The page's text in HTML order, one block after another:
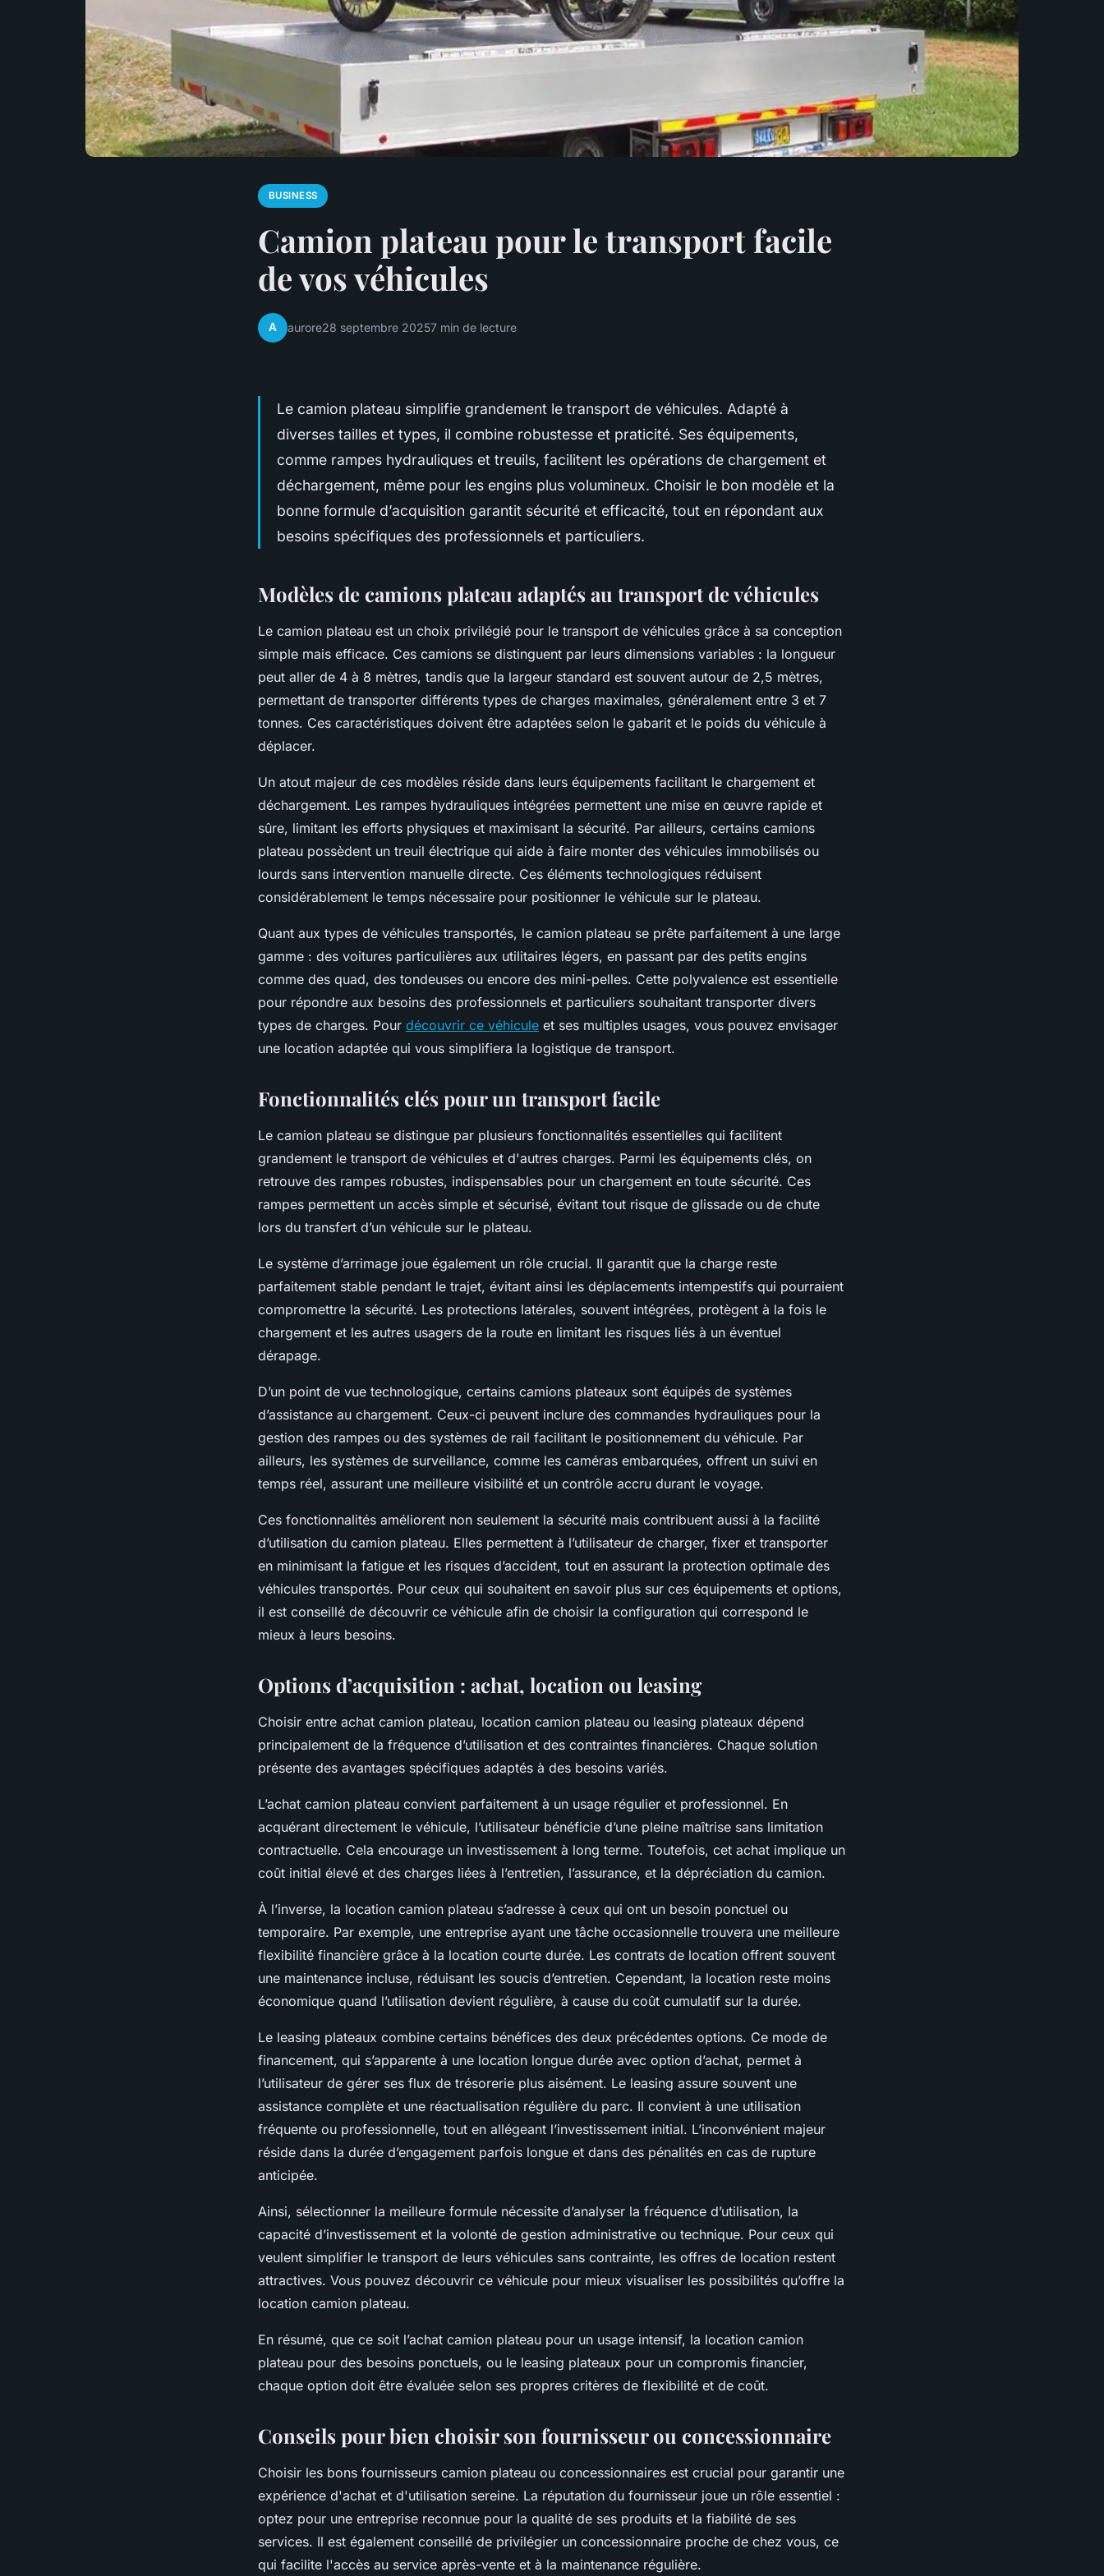
BUSINESS
Camion plateau pour le transport facile
de vos véhicules
A aurore28 septembre 20257 min de lecture
Le camion plateau simplifie grandement le transport de véhicules. Adapté à
diverses tailles et types, il combine robustesse et praticité. Ses équipements,
comme rampes hydrauliques et treuils, facilitent les opérations de chargement et
déchargement, même pour les engins plus volumineux. Choisir le bon modèle et la
bonne formule d’acquisition garantit sécurité et efficacité, tout en répondant aux
besoins spécifiques des professionnels et particuliers.
Modèles de camions plateau adaptés au transport de véhicules
Le camion plateau est un choix privilégié pour le transport de véhicules grâce à sa conception
simple mais efficace. Ces camions se distinguent par leurs dimensions variables : la longueur
peut aller de 4 à 8 mètres, tandis que la largeur standard est souvent autour de 2,5 mètres,
permettant de transporter différents types de charges maximales, généralement entre 3 et 7
tonnes. Ces caractéristiques doivent être adaptées selon le gabarit et le poids du véhicule à
déplacer.
Un atout majeur de ces modèles réside dans leurs équipements facilitant le chargement et
déchargement. Les rampes hydrauliques intégrées permettent une mise en œuvre rapide et
sûre, limitant les efforts physiques et maximisant la sécurité. Par ailleurs, certains camions
plateau possèdent un treuil électrique qui aide à faire monter des véhicules immobilisés ou
lourds sans intervention manuelle directe. Ces éléments technologiques réduisent
considérablement le temps nécessaire pour positionner le véhicule sur le plateau.
Quant aux types de véhicules transportés, le camion plateau se prête parfaitement à une large
gamme : des voitures particulières aux utilitaires légers, en passant par des petits engins
comme des quad, des tondeuses ou encore des mini-pelles. Cette polyvalence est essentielle
pour répondre aux besoins des professionnels et particuliers souhaitant transporter divers
types de charges. Pour découvrir ce véhicule et ses multiples usages, vous pouvez envisager
une location adaptée qui vous simplifiera la logistique de transport.
Fonctionnalités clés pour un transport facile
Le camion plateau se distingue par plusieurs fonctionnalités essentielles qui facilitent
grandement le transport de véhicules et d'autres charges. Parmi les équipements clés, on
retrouve des rampes robustes, indispensables pour un chargement en toute sécurité. Ces
rampes permettent un accès simple et sécurisé, évitant tout risque de glissade ou de chute
lors du transfert d’un véhicule sur le plateau.
Le système d’arrimage joue également un rôle crucial. Il garantit que la charge reste
parfaitement stable pendant le trajet, évitant ainsi les déplacements intempestifs qui pourraient
compromettre la sécurité. Les protections latérales, souvent intégrées, protègent à la fois le
chargement et les autres usagers de la route en limitant les risques liés à un éventuel
dérapage.
D’un point de vue technologique, certains camions plateaux sont équipés de systèmes
d’assistance au chargement. Ceux-ci peuvent inclure des commandes hydrauliques pour la
gestion des rampes ou des systèmes de rail facilitant le positionnement du véhicule. Par
ailleurs, les systèmes de surveillance, comme les caméras embarquées, offrent un suivi en
temps réel, assurant une meilleure visibilité et un contrôle accru durant le voyage.
Ces fonctionnalités améliorent non seulement la sécurité mais contribuent aussi à la facilité
d’utilisation du camion plateau. Elles permettent à l’utilisateur de charger, fixer et transporter
en minimisant la fatigue et les risques d’accident, tout en assurant la protection optimale des
véhicules transportés. Pour ceux qui souhaitent en savoir plus sur ces équipements et options,
il est conseillé de découvrir ce véhicule afin de choisir la configuration qui correspond le
mieux à leurs besoins.
Options d’acquisition : achat, location ou leasing
Choisir entre achat camion plateau, location camion plateau ou leasing plateaux dépend
principalement de la fréquence d’utilisation et des contraintes financières. Chaque solution
présente des avantages spécifiques adaptés à des besoins variés.
L’achat camion plateau convient parfaitement à un usage régulier et professionnel. En
acquérant directement le véhicule, l’utilisateur bénéficie d’une pleine maîtrise sans limitation
contractuelle. Cela encourage un investissement à long terme. Toutefois, cet achat implique un
coût initial élevé et des charges liées à l’entretien, l’assurance, et la dépréciation du camion.
À l’inverse, la location camion plateau s’adresse à ceux qui ont un besoin ponctuel ou
temporaire. Par exemple, une entreprise ayant une tâche occasionnelle trouvera une meilleure
flexibilité financière grâce à la location courte durée. Les contrats de location offrent souvent
une maintenance incluse, réduisant les soucis d’entretien. Cependant, la location reste moins
économique quand l’utilisation devient régulière, à cause du coût cumulatif sur la durée.
Le leasing plateaux combine certains bénéfices des deux précédentes options. Ce mode de
financement, qui s’apparente à une location longue durée avec option d’achat, permet à
l’utilisateur de gérer ses flux de trésorerie plus aisément. Le leasing assure souvent une
assistance complète et une réactualisation régulière du parc. Il convient à une utilisation
fréquente ou professionnelle, tout en allégeant l’investissement initial. L’inconvénient majeur
réside dans la durée d’engagement parfois longue et dans des pénalités en cas de rupture
anticipée.
Ainsi, sélectionner la meilleure formule nécessite d’analyser la fréquence d’utilisation, la
capacité d’investissement et la volonté de gestion administrative ou technique. Pour ceux qui
veulent simplifier le transport de leurs véhicules sans contrainte, les offres de location restent
attractives. Vous pouvez découvrir ce véhicule pour mieux visualiser les possibilités qu’offre la
location camion plateau.
En résumé, que ce soit l’achat camion plateau pour un usage intensif, la location camion
plateau pour des besoins ponctuels, ou le leasing plateaux pour un compromis financier,
chaque option doit être évaluée selon ses propres critères de flexibilité et de coût.
Conseils pour bien choisir son fournisseur ou concessionnaire
Choisir les bons fournisseurs camion plateau ou concessionnaires est crucial pour garantir une
expérience d'achat et d'utilisation sereine. La réputation du fournisseur joue un rôle essentiel :
optez pour une entreprise reconnue pour la qualité de ses produits et la fiabilité de ses
services. Il est également conseillé de privilégier un concessionnaire proche de chez vous, ce
qui facilite l'accès au service après-vente et à la maintenance régulière.